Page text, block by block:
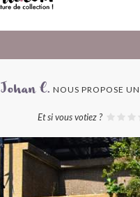
Johan C. NOUS PROPOSE
Et si vous votiez ?